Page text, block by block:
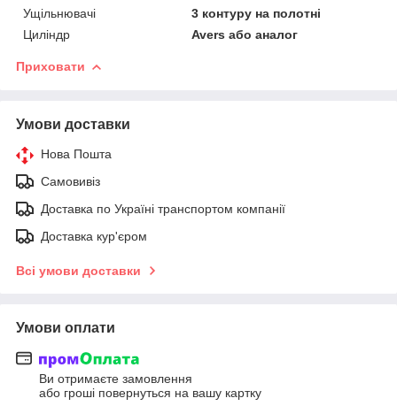
Ущільнювачі
3 контуру на полотні
Циліндр
Avers або аналог
Приховати
Умови доставки
Нова Пошта
Самовивіз
Доставка по Україні транспортом компанії
Доставка кур'єром
Всі умови доставки
Умови оплати
Ви отримаєте замовлення
або гроші повернуться на вашу картку